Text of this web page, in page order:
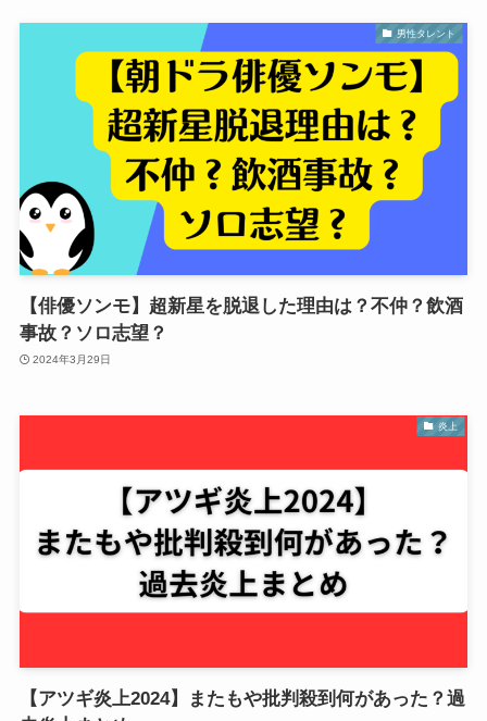
男性タレント
【俳優ソンモ】超新星を脱退した理由は？不仲？飲酒
事故？ソロ志望？
2024年3月29日
炎上
【アツギ炎上2024】またもや批判殺到何があった？過